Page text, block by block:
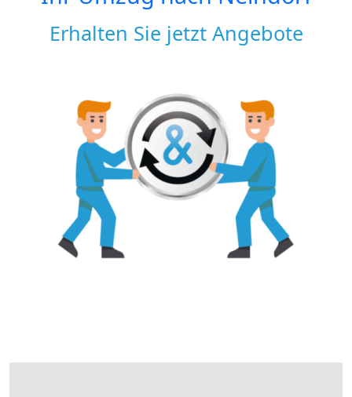
Erhalten Sie jetzt Angebote